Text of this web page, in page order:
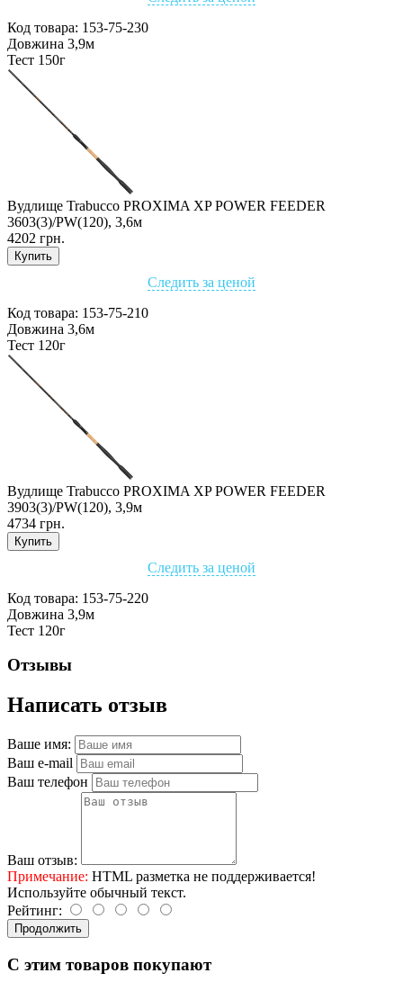
Код товара: 153-75-230
Довжина 3,9м
Тест 150г
Вудлище Trabucco PROXIMA XP POWER FEEDER
3603(3)/PW(120), 3,6м
4202 грн.
Купить
Следить за ценой
Код товара: 153-75-210
Довжина 3,6м
Тест 120г
Вудлище Trabucco PROXIMA XP POWER FEEDER
3903(3)/PW(120), 3,9м
4734 грн.
Купить
Следить за ценой
Код товара: 153-75-220
Довжина 3,9м
Тест 120г
Отзывы
Написать отзыв
Ваше имя:
Ваш e-mail
Ваш телефон
Ваш отзыв:
Примечание: HTML разметка не поддерживается!
Используйте обычный текст.
Рейтинг:
Продолжить
C этим товаров покупают